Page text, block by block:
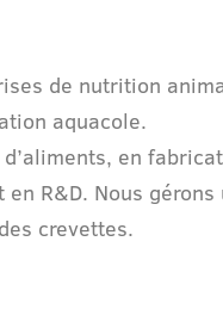
de nutrition
aquacole.
en
R&D. Nous gérons
crevettes.